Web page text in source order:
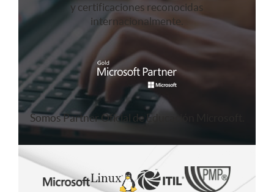
y certificaciones reconocidas
internacionalmente.
Somos Partner Oficial de Educación Microsoft.